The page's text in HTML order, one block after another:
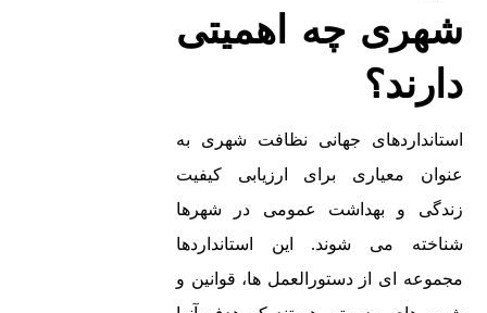
شهری چه اهمیتی
دارند؟
استانداردهای جهانی نظافت شهری به
عنوان معیاری برای ارزیابی کیفیت
زندگی و بهداشت عمومی در شهرها
شناخته می شوند. این استانداردها
مجموعه ای از دستورالعمل ها، قوانین و
شرکت
کمپرس
سازی
احمدی خیبر
بزرگترین
شرکت تولید
کننده انواع
کمپرس های
جاده ای و
مزایای
مهم و